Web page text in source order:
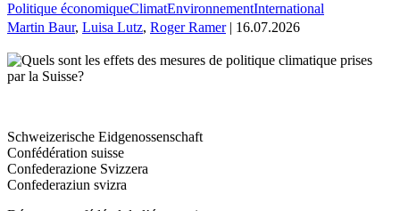
Politique économiqueClimatEnvironnementInternational
Martin Baur, Luisa Lutz, Roger Ramer| 16.07.2026
Schweizerische Eidgenossenschaft
Confédération suisse
Confederazione Svizzera
Confederaziun svizra